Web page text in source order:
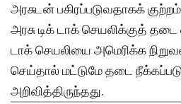
அரசுடன் பகிரப்படுவதாகக்
அரசு டிக் டாக் செயலிக்குத் தடை
டாக் செயலியை அமெரிக்க
செய்தால் மட்டுமே தடை
அறிவித்திருந்தது.